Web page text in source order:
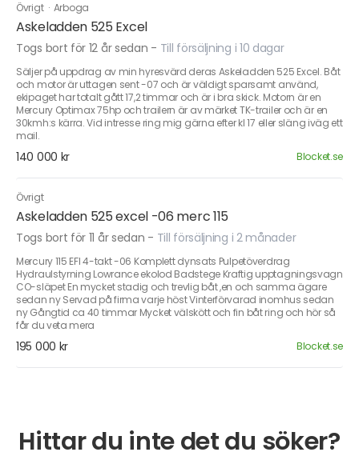
Övrigt · Arboga
Askeladden 525 Excel
Togs bort för 12 år sedan - Till försäljning i 10 dagar
Säljer på uppdrag av min hyresvärd deras Askeladden 525 Excel. Båt
och motor är uttagen sent -07 och är väldigt sparsamt använd,
ekipaget har totalt gått 17,2 timmar och är i bra skick. Motorn är en
Mercury Optimax 75hp och trailern är av märket TK-trailer och är en
30kmh:s kärra. Vid intresse ring mig gärna efter kl 17 eller släng iväg ett
mail.
140 000 kr Blocket.se
Övrigt
Askeladden 525 excel -06 merc 115
Togs bort för 11 år sedan - Till försäljning i 2 månader
Mercury 115 EFI 4-takt -06 Komplett dynsats Pulpetöverdrag
Hydraulstyrning Lowrance ekolod Badstege Kraftig upptagningsvagn
CO-släpet En mycket stadig och trevlig båt ,en och samma ägare
sedan ny Servad på firma varje höst Vinterförvarad inomhus sedan
ny Gångtid ca 40 timmar Mycket välskött och fin båt ring och hör så
får du veta mera
195 000 kr Blocket.se
Hittar du inte det du söker?